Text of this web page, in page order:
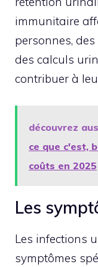
immunitaire
personnes,
des calculs
contribuer à
découvrez
ce que c'est,
coûts en 2025
Les
Les infections
symptômes